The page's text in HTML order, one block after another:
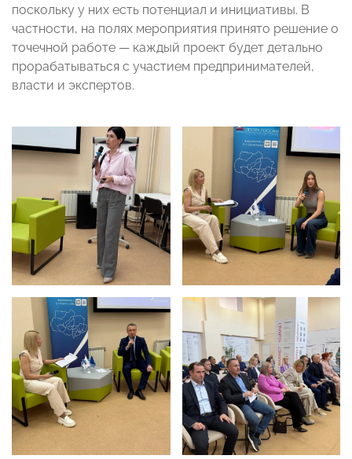
поскольку у них есть потенциал и инициативы. В
частности, на полях мероприятия принято решение о
точечной работе — каждый проект будет детально
прорабатываться с участием предпринимателей,
власти и экспертов.